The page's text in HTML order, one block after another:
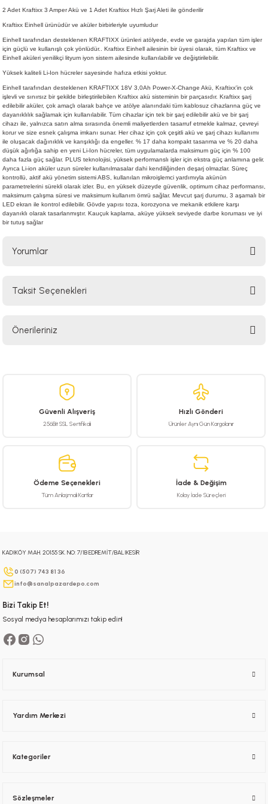
2 Adet Kraftixx 3 Amper Akü ve 1 Adet Kraftixx Hızlı Şarj Aleti ile gönderilir
Kraftixx Einhell ürünüdür ve aküler birbirleriyle uyumludur
Einhell tarafından desteklenen KRAFTIXX ürünleri atölyede, evde ve garajda yapılan tüm işler
için güçlü ve kullanışlı çok yönlüdür.. Kraftixx Einhell ailesinin bir üyesi olarak, tüm Kraftixx ve
Einhell aküleri yenilikçi lityum iyon sistem ailesinde kullanılabilir ve değiştirilebilir.
Yüksek kaliteli Li-Ion hücreler sayesinde hafıza etkisi yoktur.
Einhell tarafından desteklenen KRAFTIXX 18V 3,0Ah Power-X-Change Akü, Kraftixx'in çok
işlevli ve sınırsız bir şekilde birleştirilebilen Kraftixx akü sisteminin bir parçasıdır. Kraftixx şarj
edilebilir aküler, çok amaçlı olarak bahçe ve atölye alanındaki tüm kablosuz cihazlarına güç ve
dayanıklılık sağlamak için kullanılabilir. Tüm cihazlar için tek bir şarj edilebilir akü ve bir şarj
cihazı ile, yalnızca satın alma sırasında önemli maliyetlerden tasarruf etmekle kalmaz, çevreyi
korur ve size esnek çalışma imkanı sunar. Her cihaz için çok çeşitli akü ve şarj cihazı kullanımı
ile oluşacak dağınıklık ve karışıklığı da engeller. % 17 daha kompakt tasarıma ve % 20 daha
düşük ağırlığa sahip en yeni Li-Ion hücreler, tüm uygulamalarda maksimum güç için % 100
daha fazla güç sağlar. PLUS teknolojisi, yüksek performanslı işler için ekstra güç anlamına gelir.
Ayrıca Li-ion aküler uzun süreler kullanılmasalar dahi kendiliğinden deşarj olmazlar. Süreç
kontrollü, aktif akü yönetim sistemi ABS, kullanılan mikroişlemci yardımıyla akünün
parametrelerini sürekli olarak izler. Bu, en yüksek düzeyde güvenlik, optimum cihaz performansı,
maksimum çalışma süresi ve maksimum kullanım ömrü sağlar. Mevcut şarj durumu, 3 aşamalı bir
LED ekran ile kontrol edilebilir. Gövde yapısı toza, korozyona ve mekanik etkilere karşı
dayanıklı olarak tasarlanmıştır. Kauçuk kaplama, aküye yüksek seviyede darbe koruması ve iyi
bir tutuş sağlar
Yorumlar
Bu ürüne ilk yorumu siz yapın!
Taksit Seçenekleri
Önerileriniz
Görüş ve önerileriniz için teşekkür ederiz.
Ürün resmi kalitesiz, bozuk veya görüntülenemiyor.
Ürün bilgilerinde hatalar bulunuyor.
Ürün fiyatı diğer sitelerden daha pahalı.
Bu ürüne benzer farklı alternatifler olmalı.
Güvenli Alışveriş
256Bit SSL Sertifikalı
Hızlı Gönderi
Ürünler Aynı Gün Kargolanır
Ödeme Seçenekleri
Tüm Anlaşmalı Kartlar
İade & Değişim
Kolay İade Süreçleri
KADIKÖY MAH. 20155 SK. NO: 7/1B EDREMİT/BALIKESİR
0 (507) 743 81 36
info@sanalpazardepo.com
Bizi Takip Et!
Sosyal medya hesaplarımızı takip edin!
Kurumsal
Yardım Merkezi
Kategoriler
Sözleşmeler